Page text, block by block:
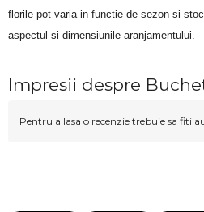
florile pot varia in functie de sezon si
aspectul si dimensiunile aranjamentului.
Impresii despre
Pentru a lasa o recenzie trebuie sa fiti